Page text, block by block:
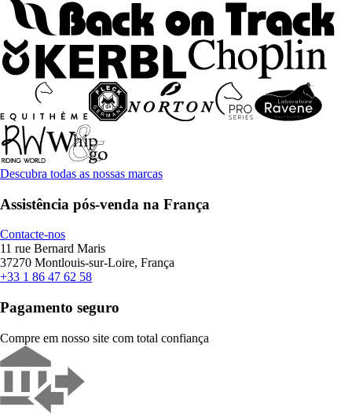
Descubra todas as nossas marcas
Assistência pós-venda na França
Contacte-nos
11 rue Bernard Maris
37270 Montlouis-sur-Loire, França
+33 1 86 47 62 58
Pagamento seguro
Compre em nosso site com total confiança